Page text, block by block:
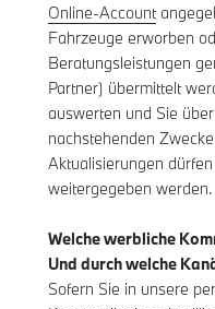
Online-Account
Fahrzeuge erworben
Beratungsleistungen
Partner) übermittelt
auswerten und Sie
nachstehenden
Aktualisierungen
weitergegeben werden.
Welche werbliche
Und durch welche
Sofern Sie in unsere